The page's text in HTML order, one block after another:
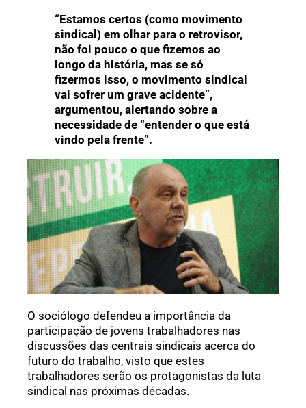
“Estamos certos (como movimento
sindical) em olhar para o retrovisor,
não foi pouco o que fizemos ao
longo da história, mas se só
fizermos isso, o movimento sindical
vai sofrer um grave acidente”,
argumentou, alertando sobre a
necessidade de “entender o que está
vindo pela frente”.
O sociólogo defendeu a importância da
participação de jovens trabalhadores nas
discussões das centrais sindicais acerca do
futuro do trabalho, visto que estes
trabalhadores serão os protagonistas da luta
sindical nas próximas décadas.